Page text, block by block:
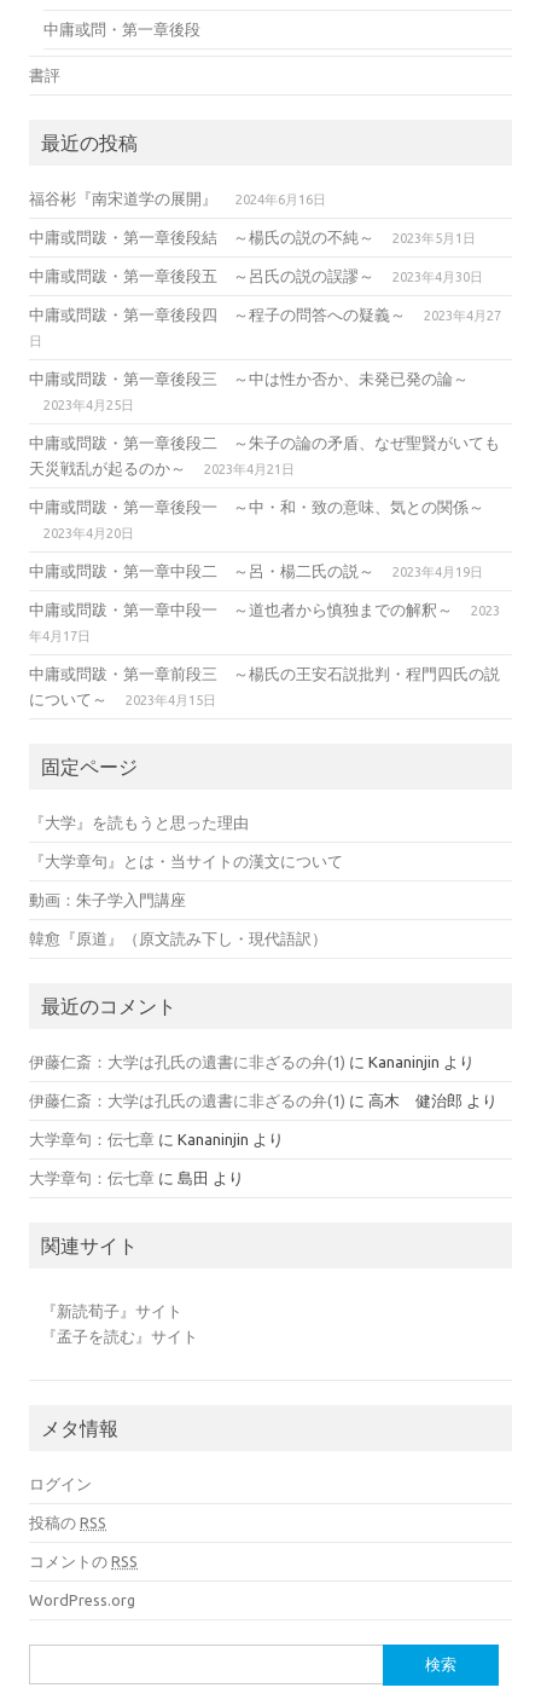
中庸或問・第一章後段
書評
最近の投稿
福谷彬『南宋道学の展開』 2024年6月16日
中庸或問跋・第一章後段結 ～楊氏の説の不純～ 2023年5月1日
中庸或問跋・第一章後段五 ～呂氏の説の誤謬～ 2023年4月30日
中庸或問跋・第一章後段四 ～程子の問答への疑義～
2023年4月27
日
中庸或問跋・第一章後段三 ～中は性か否か、未発已発の論～
2023年4月25日
中庸或問跋・第一章後段二 ～朱子の論の矛盾、なぜ聖賢がいても
天災戦乱が起るのか～
2023年4月21日
中庸或問跋・第一章後段一 ～中・和・致の意味、気との関係～
2023年4月20日
中庸或問跋・第一章中段二 ～呂・楊二氏の説～ 2023年4月19日
中庸或問跋・第一章中段一 ～道也者から慎独までの解釈～
2023
年4月17日
中庸或問跋・第一章前段三 ～楊氏の王安石説批判・程門四氏の説
について～
2023年4月15日
固定ページ
『大学』を読もうと思った理由
『大学章句』とは・当サイトの漢文について
動画：朱子学入門講座
韓愈『原道』（原文読み下し・現代語訳）
最近のコメント
伊藤仁斎：大学は孔氏の遺書に非ざるの弁(1) に Kananinjin より
伊藤仁斎：大学は孔氏の遺書に非ざるの弁(1) に 高木 健治郎 より
大学章句：伝七章 に Kananinjin より
大学章句：伝七章 に 島田 より
関連サイト
『新読荀子』サイト
『孟子を読む』サイト
メタ情報
ログイン
投稿の RSS
コメントの RSS
WordPress.org